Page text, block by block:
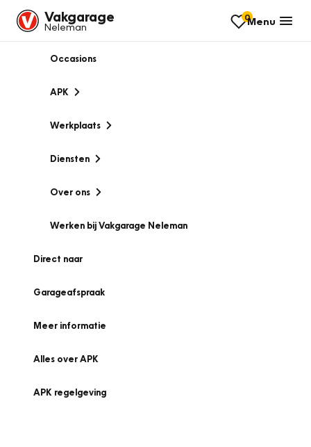
Vakgarage
Neleman
0Menu
Occasions
APK
Werkplaats
Diensten
Over ons
Werken bij Vakgarage Neleman
Direct naar
Garageafspraak
Meer informatie
Alles over APK
APK regelgeving